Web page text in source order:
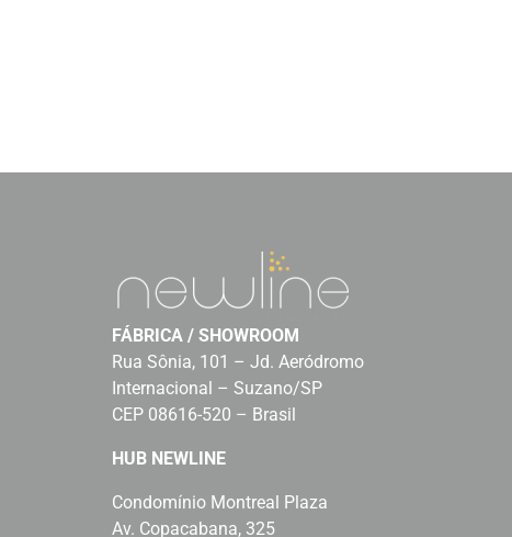
FÁBRICA / SHOWROOM
Rua Sônia, 101 – Jd. Aeródromo
Internacional – Suzano/SP
CEP 08616-520 – Brasil
HUB NEWLINE
Condomínio Montreal Plaza
Av. Copacabana, 325